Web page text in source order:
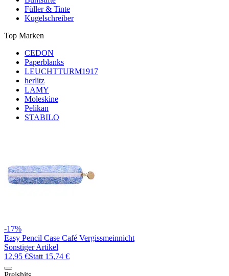
Füller & Tinte
Kugelschreiber
Top Marken
CEDON
Paperblanks
LEUCHTTURM1917
herlitz
LAMY
Moleskine
Pelikan
STABILO
-17%
Easy Pencil Case Café Vergissmeinnicht
Sonstiger Artikel
12,95 €Statt 15,74 €